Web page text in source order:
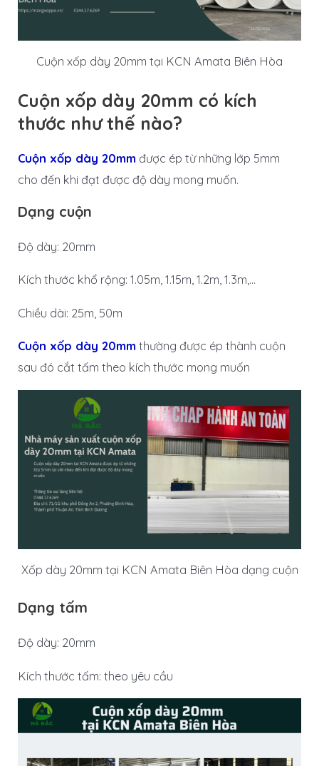
Cuộn xốp dày 20mm tại KCN Amata Biên Hòa
Cuộn xốp dày 20mm có kích
thước như thế nào?
Cuộn xốp dày 20mm được ép từ những lớp 5mm
cho đến khi đạt được độ dày mong muốn.
Dạng cuộn
Độ dày: 20mm
Kích thước khổ rộng: 1.05m, 1.15m, 1.2m, 1.3m,…
Chiều dài: 25m, 50m
Cuộn xốp dày 20mm thường được ép thành cuộn
sau đó cắt tấm theo kích thước mong muốn
Xốp dày 20mm tại KCN Amata Biên Hòa dạng cuộn
Dạng tấm
Độ dày: 20mm
Kích thước tấm: theo yêu cầu